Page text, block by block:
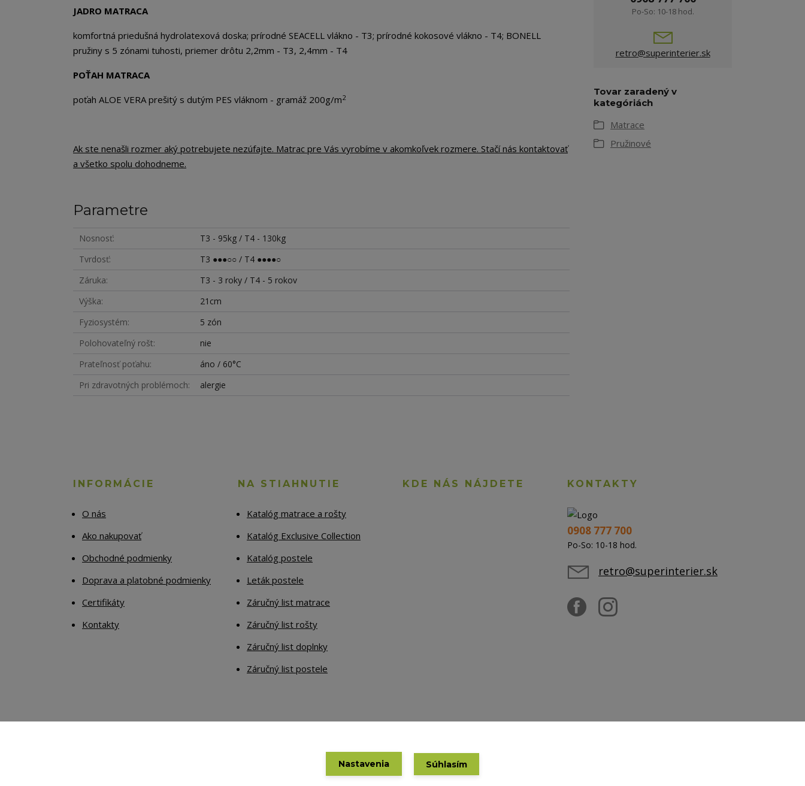
JADRO MATRACA
komfortná priedušná hydrolatexová doska; prírodné SEACELL vlákno - T3; prírodné kokosové vlákno - T4; BONELL
pružiny s 5 zónami tuhosti, priemer drôtu 2,2mm - T3, 2,4mm - T4
POŤAH MATRACA
poťah ALOE VERA prešitý s dutým PES vláknom - gramáž 200g/m2
Ak ste nenašli rozmer aký potrebujete nezúfajte. Matrac pre Vás vyrobíme v akomkoľvek rozmere. Stačí nás kontaktovať
a všetko spolu dohodneme.
Parametre
Nosnosť
T3 - 95kg / T4 - 130kg
Tvrdosť
T3 ●●●○○ / T4 ●●●●○
Záruka
T3 - 3 roky / T4 - 5 rokov
Výška
21cm
Fyziosystém
5 zón
Polohovateľný rošt
nie
Prateľnosť poťahu
áno / 60°C
Pri zdravotných problémoch
alergie
Po-So: 10-18 hod.
retro@superinterier.sk
Tovar zaradený v
kategóriách
Matrace
Pružinové
INFORMÁCIE
O nás
Ako nakupovať
Obchodné podmienky
Doprava a platobné podmienky
Certifikáty
Kontakty
NA STIAHNUTIE
Katalóg matrace a rošty
Katalóg Exclusive Collection
Katalóg postele
Leták postele
Záručný list matrace
Záručný list rošty
Záručný list doplnky
Záručný list postele
KDE NÁS NÁJDETE KONTAKTY
0908 777 700
Po-So: 10-18 hod.
retro@superinterier.sk
Nastavenia Súhlasím